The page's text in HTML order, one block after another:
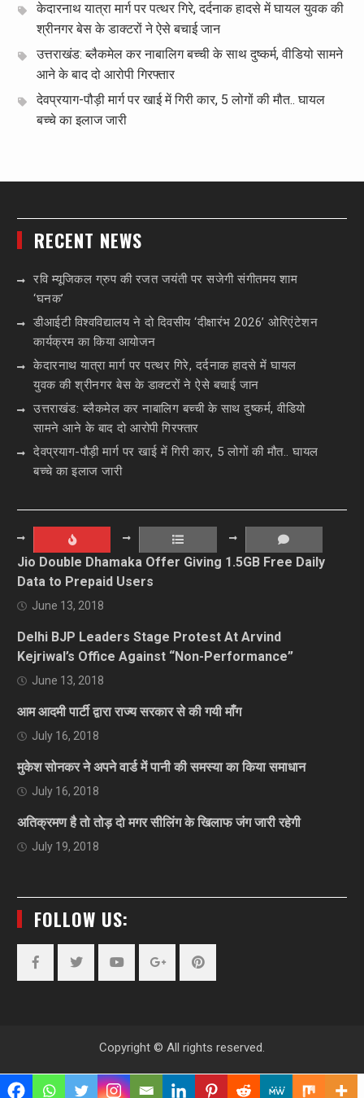
केदारनाथ यात्रा मार्ग पर पत्थर गिरे, दर्दनाक हादसे में घायल युवक की
श्रीनगर बेस के डाक्टरों ने ऐसे बचाई जान
उत्तराखंड: ब्लैकमेल कर नाबालिग बच्ची के साथ दुष्कर्म, वीडियो सामने
आने के बाद दो आरोपी गिरफ्तार
देवप्रयाग-पौड़ी मार्ग पर खाई में गिरी कार, 5 लोगों की मौत.. घायल
बच्चे का इलाज जारी
RECENT NEWS
रवि म्यूजिकल ग्रुप की रजत जयंती पर सजेगी संगीतमय शाम
‘घनक’
डीआईटी विश्वविद्यालय ने दो दिवसीय ‘दीक्षारंभ 2026’ ओरिएंटेशन
कार्यक्रम का किया आयोजन
केदारनाथ यात्रा मार्ग पर पत्थर गिरे, दर्दनाक हादसे में घायल
युवक की श्रीनगर बेस के डाक्टरों ने ऐसे बचाई जान
उत्तराखंड: ब्लैकमेल कर नाबालिग बच्ची के साथ दुष्कर्म, वीडियो
सामने आने के बाद दो आरोपी गिरफ्तार
देवप्रयाग-पौड़ी मार्ग पर खाई में गिरी कार, 5 लोगों की मौत.. घायल
बच्चे का इलाज जारी
Jio Double Dhamaka Offer Giving 1.5GB Free Daily
Data to Prepaid Users
June 13, 2018
Delhi BJP Leaders Stage Protest At Arvind
Kejriwal’s Office Against “Non-Performance”
June 13, 2018
आम आदमी पार्टी द्वारा राज्य सरकार से की गयी माँग
July 16, 2018
मुकेश सोनकर ने अपने वार्ड में पानी की समस्या का किया समाधान
July 16, 2018
अतिक्रमण है तो तोड़ दो मगर सीलिंग के खिलाफ जंग जारी रहेगी
July 19, 2018
FOLLOW US:
Copyright © All rights reserved.